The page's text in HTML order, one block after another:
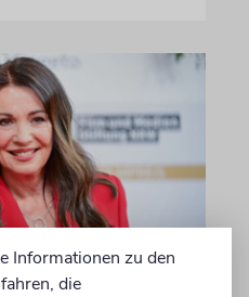
Informationen zu den
die